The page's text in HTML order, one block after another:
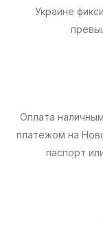
Украине
Оплата
платежом на
паспорт